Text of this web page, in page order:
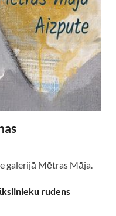
galerijā Mētras Māja.
rudens